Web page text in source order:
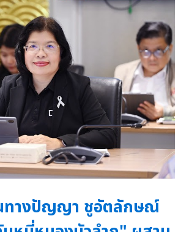
ทางปัญญา ชูอัตลักษณ์